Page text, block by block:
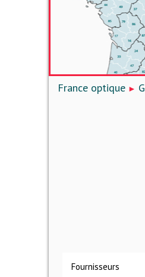
France optique
Fournisseurs